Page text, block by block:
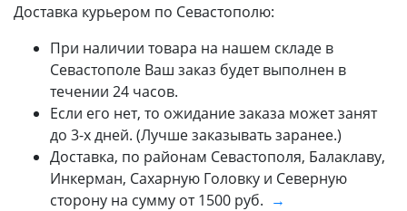
Доставка курьером по Севастополю:
При наличии товара на нашем складе в
Севастополе Ваш заказ будет выполнен в
течении 24 часов.
Если его нет, то ожидание заказа может занят
до 3-х дней. (Лучше заказывать заранее.)
Доставка, по районам Севастополя, Балаклаву,
Инкерман, Сахарную Головку и Северную
сторону на сумму от 1500 руб. →